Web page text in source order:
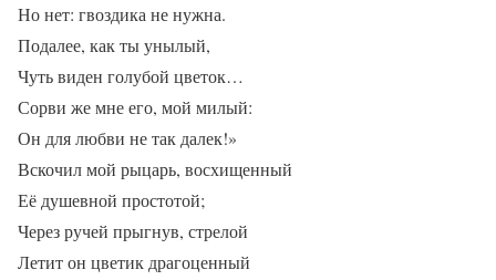
Но нет: гвоздика не нужна.
Подалее, как ты унылый,
Чуть виден голубой цветок…
Сорви же мне его, мой милый:
Он для любви не так далек!»
Вскочил мой рыцарь, восхищенный
Её душевной простотой;
Через ручей прыгнув, стрелой
Летит он цветик драгоценный